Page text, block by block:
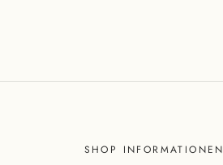
SHOP INFORMATIONEN